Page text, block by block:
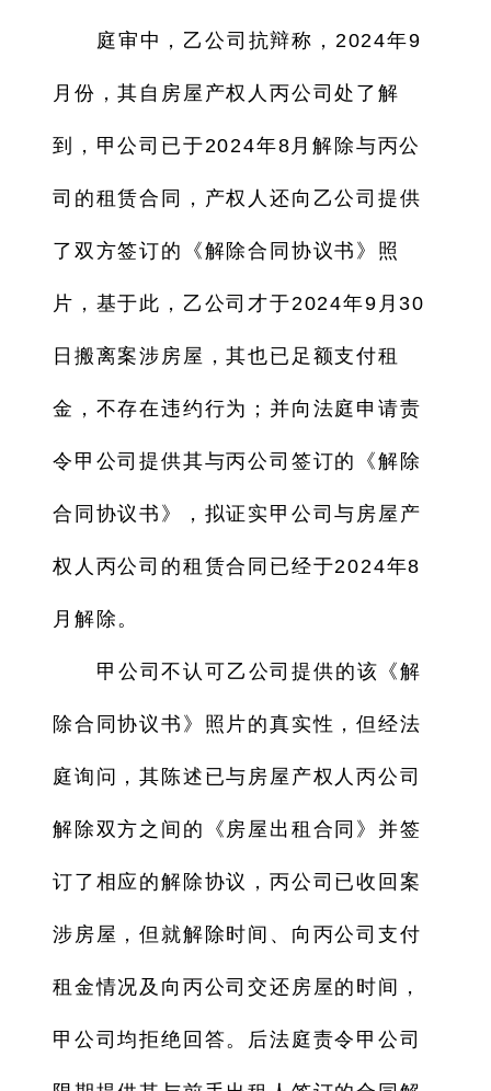
庭审中，乙公司抗辩称，2024年9
月份，其自房屋产权人丙公司处了解
到，甲公司已于2024年8月解除与丙公
司的租赁合同，产权人还向乙公司提供
了双方签订的《解除合同协议书》照
片，基于此，乙公司才于2024年9月30
日搬离案涉房屋，其也已足额支付租
金，不存在违约行为；并向法庭申请责
令甲公司提供其与丙公司签订的《解除
合同协议书》，拟证实甲公司与房屋产
权人丙公司的租赁合同已经于2024年8
月解除。
甲公司不认可乙公司提供的该《解
除合同协议书》照片的真实性，但经法
庭询问，其陈述已与房屋产权人丙公司
解除双方之间的《房屋出租合同》并签
订了相应的解除协议，丙公司已收回案
涉房屋，但就解除时间、向丙公司支付
租金情况及向丙公司交还房屋的时间，
甲公司均拒绝回答。后法庭责令甲公司